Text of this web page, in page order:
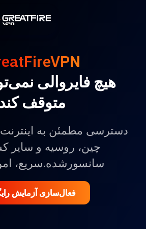
هیچ فایروالی
متوقف
دسترسی مطمئن به اینترنت
چین، روسیه و سایر
سانسورشده.سریع،
فعال‌سازی آزمایش
فعال‌سازی آزمایش